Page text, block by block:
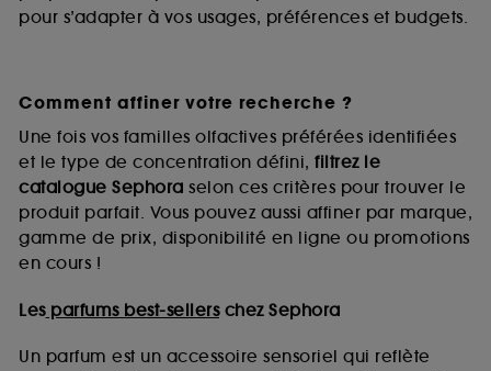
pour s’adapter à vos usages, préférences et budgets.
Comment affiner votre recherche ?
Une fois vos familles olfactives préférées identifiées
et le type de concentration défini, filtrez le
catalogue Sephora selon ces critères pour trouver le
produit parfait. Vous pouvez aussi affiner par marque,
gamme de prix, disponibilité en ligne ou promotions
en cours !
Lesparfums best-sellerschez Sephora
Un parfum est un accessoire sensoriel qui reflète